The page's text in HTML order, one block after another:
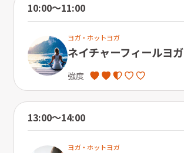
10:00〜11:00
ヨガ・ホットヨガ
ネイチャーフィールヨガ
強度
13:00〜14:00
ヨガ・ホットヨガ